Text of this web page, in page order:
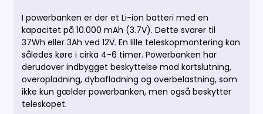
I powerbanken er der et Li-ion batteri med en
kapacitet på 10.000 mAh (3.7V). Dette svarer til
37Wh eller 3Ah ved 12V. En lille teleskopmontering kan
således køre i cirka 4-6 timer. Powerbanken har
derudover indbygget beskyttelse mod kortslutning,
overopladning, dybafladning og overbelastning, som
ikke kun gælder powerbanken, men også beskytter
teleskopet.